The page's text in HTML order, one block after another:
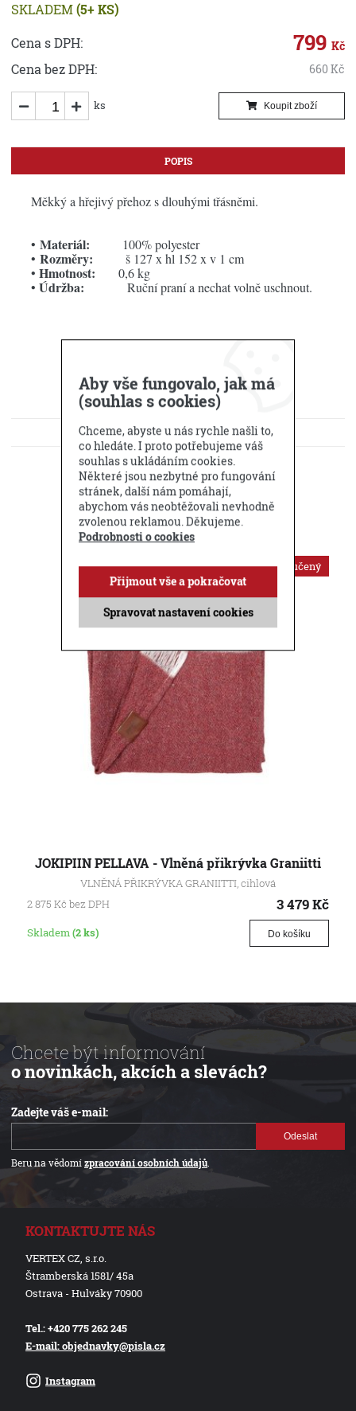
SKLADEM(5+ KS)
Cena s DPH:
799 Kč
Cena bez DPH: 660 Kč
ks Koupit zboží
POPIS
Měkký a hřejivý přehoz s dlouhými třásněmi.
• Materiál:
100% polyester
• Rozměry: š 127 x hl 152 x v 1 cm
• Hmotnost: 0,6 kg
• Údržba: Ruční praní a nechat volně uschnout.
KE STAŽENÍ
DOTAZ PRODEJCI
Příbuzné produkty
Doporučený
JOKIPIIN PELLAVA - Vlněná přikrývka Graniitti
VLNĚNÁ PŘIKRÝVKA GRANIITTI, cihlová
2 875 Kč bez DPH 3 479Kč
Skladem(2 ks) Do košíku
Chcete být informování
o novinkách, akcích a slevách?
Zadejte váš e-mail:
Odeslat
Beru na vědomízpracování osobních údajů.
KONTAKTUJTE NÁS
VERTEX CZ, s.r.o.
Štramberská 1581/ 45a
Ostrava - Hulváky 70900
Tel.: +420 775 262 245
E-mail: objednavky@pisla.cz
Instagram
Aby vše fungovalo, jak má
(souhlas s cookies)
Chceme, abyste u nás rychle našli to,
co hledáte. I proto potřebujeme váš
souhlas s ukládáním cookies.
Některé jsou nezbytné pro fungování
stránek, další nám pomáhají,
abychom vás neobtěžovali nevhodně
zvolenou reklamou. Děkujeme.
Podrobnosti o cookies
Spravovat nastavení cookies
Přijmout vše a pokračovat